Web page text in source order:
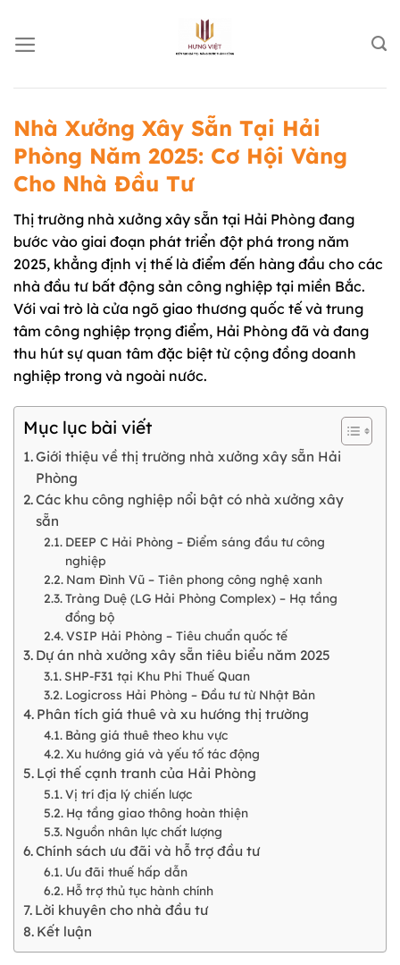
đến
nội
Nhà Xưởng Xây Sẵn Tại Hải
Phòng Năm 2025: Cơ Hội Vàng
Cho Nhà Đầu Tư
Thị trường nhà xưởng xây sẵn tại Hải Phòng đang
bước vào giai đoạn phát triển đột phá trong năm
2025, khẳng định vị thế là điểm đến hàng đầu cho các
nhà đầu tư bất động sản công nghiệp tại miền Bắc.
Với vai trò là cửa ngõ giao thương quốc tế và trung
tâm công nghiệp trọng điểm, Hải Phòng đã và đang
thu hút sự quan tâm đặc biệt từ cộng đồng doanh
nghiệp trong và ngoài nước.
Mục lục bài viết
Giới thiệu về thị trường nhà xưởng xây sẵn Hải
Phòng
Các khu công nghiệp nổi bật có nhà xưởng xây
sẵn
DEEP C Hải Phòng – Điểm sáng đầu tư công
nghiệp
Nam Đình Vũ – Tiên phong công nghệ xanh
Tràng Duệ (LG Hải Phòng Complex) – Hạ tầng
đồng bộ
VSIP Hải Phòng – Tiêu chuẩn quốc tế
Dự án nhà xưởng xây sẵn tiêu biểu năm 2025
SHP-F31 tại Khu Phi Thuế Quan
Logicross Hải Phòng – Đầu tư từ Nhật Bản
Phân tích giá thuê và xu hướng thị trường
Bảng giá thuê theo khu vực
Xu hướng giá và yếu tố tác động
Lợi thế cạnh tranh của Hải Phòng
Vị trí địa lý chiến lược
Hạ tầng giao thông hoàn thiện
Nguồn nhân lực chất lượng
Chính sách ưu đãi và hỗ trợ đầu tư
Ưu đãi thuế hấp dẫn
Hỗ trợ thủ tục hành chính
Lời khuyên cho nhà đầu tư
Kết luận